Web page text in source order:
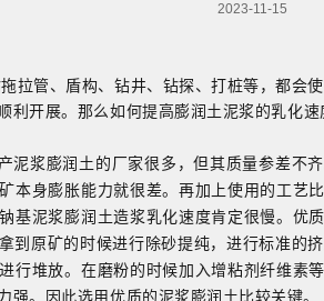
2023-11-15
拉管、盾构、钻井、钻探、打桩等，都会
利开展。那么如何提高膨润土泥浆的乳化
泥浆膨润土的厂家很多，但其质量参差不
本身膨胀能力就很差。再加上使用的工艺
基泥浆膨润土造浆乳化速度肯定很慢。优
到原矿的时候进行除砂提纯，进行标准的
行堆放。在磨粉的时候加入增粘剂纤维素
强。因此选用优质的泥浆膨润土比较关键。